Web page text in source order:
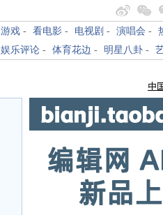
游戏 - 看电影 - 电视剧 - 演唱会 -
娱乐评论 - 体育花边 - 明星八卦 -